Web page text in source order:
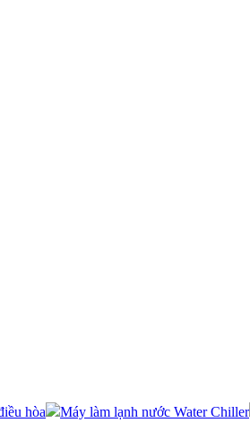
hòa Máy làm lạnh nước Water Chiller